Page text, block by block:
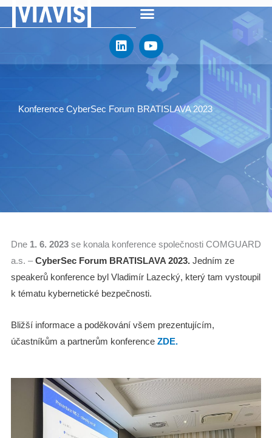
Přeskočit
L
i
n
i
Y
o
u
t
u
e
Konference CyberSec Forum BRATISLAVA 2023
Dne 1. 6. 2023se konala konference společnosti COMGUARD
a.s. –CyberSec Forum BRATISLAVA 2023. Jedním ze
speakerů konference byl Vladimír Lazecký, který tam vystoupil
k tématu kybernetické bezpečnosti.
Bližší informace a poděkování všem prezentujícím,
účastníkům a partnerům konference ZDE.